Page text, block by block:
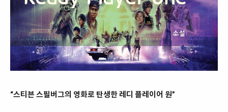
“스티븐 스필버그의 영화로 탄생한 레디 플레이어 원”